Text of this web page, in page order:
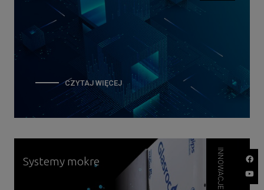
CZYTAJ WIĘCEJ
KALKULATOR
SYSTEMÓW
Systemy mokre INNOWACJE